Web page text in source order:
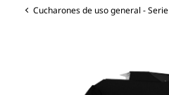
Cucharones de uso general -